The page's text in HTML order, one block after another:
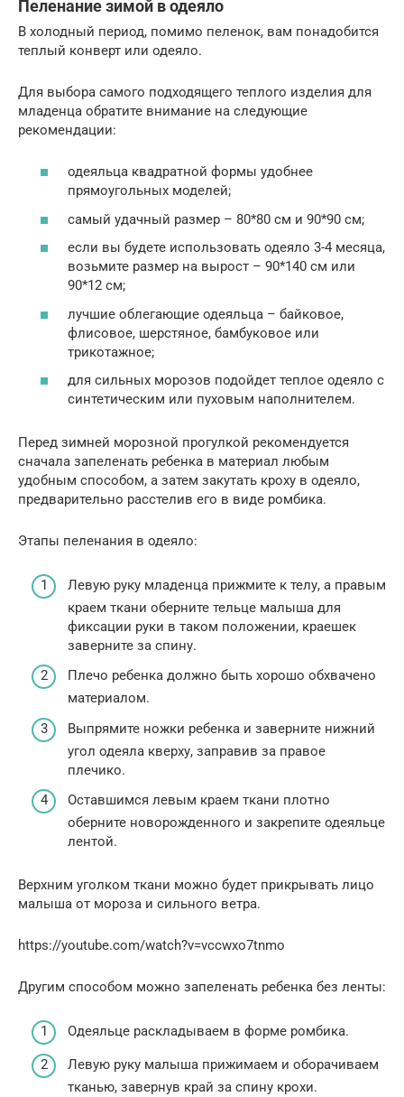
Пеленание зимой в одеяло
В холодный период, помимо пеленок, вам понадобится
теплый конверт или одеяло.
Для выбора самого подходящего теплого изделия для
младенца обратите внимание на следующие
рекомендации:
одеяльца квадратной формы удобнее
прямоугольных моделей;
самый удачный размер – 80*80 см и 90*90 см;
если вы будете использовать одеяло 3-4 месяца,
возьмите размер на вырост – 90*140 см или
90*12 см;
лучшие облегающие одеяльца – байковое,
флисовое, шерстяное, бамбуковое или
трикотажное;
для сильных морозов подойдет теплое одеяло с
синтетическим или пуховым наполнителем.
Перед зимней морозной прогулкой рекомендуется
сначала запеленать ребенка в материал любым
удобным способом, а затем закутать кроху в одеяло,
предварительно расстелив его в виде ромбика.
Этапы пеленания в одеяло:
Левую руку младенца прижмите к телу, а правым
краем ткани оберните тельце малыша для
фиксации руки в таком положении, краешек
заверните за спину.
Плечо ребенка должно быть хорошо обхвачено
материалом.
Выпрямите ножки ребенка и заверните нижний
угол одеяла кверху, заправив за правое
плечико.
Оставшимся левым краем ткани плотно
оберните новорожденного и закрепите одеяльце
лентой.
Верхним уголком ткани можно будет прикрывать лицо
малыша от мороза и сильного ветра.
https://youtube.com/watch?v=vccwxo7tnmo
Другим способом можно запеленать ребенка без ленты:
Одеяльце раскладываем в форме ромбика.
Левую руку малыша прижимаем и оборачиваем
тканью, завернув край за спину крохи.